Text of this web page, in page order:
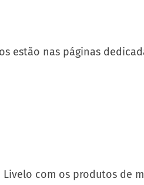
estão nas páginas
Livelo com os produtos de